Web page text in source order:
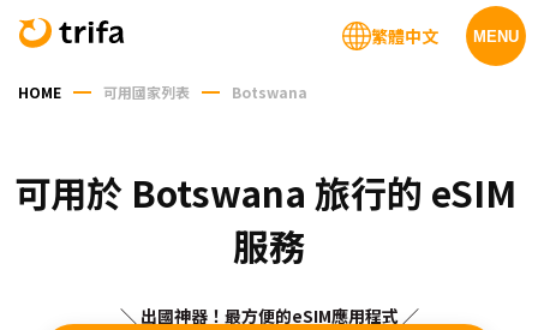
MENU
繁體中文
HOME 可用國家列表 Botswana
可用於 Botswana 旅行的 eSIM
服務
＼ 出國神器！最方便的eSIM應用程式 ／